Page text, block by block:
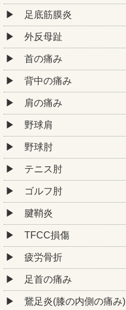
足底筋膜炎
外反母趾
首の痛み
背中の痛み
肩の痛み
野球肩
野球肘
テニス肘
ゴルフ肘
腱鞘炎
TFCC損傷
疲労骨折
足首の痛み
鵞足炎(膝の内側の痛み)